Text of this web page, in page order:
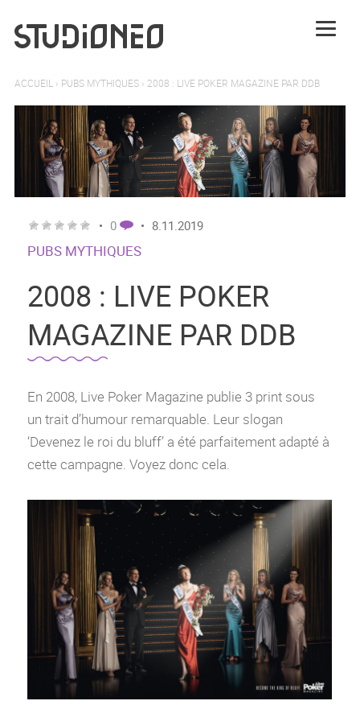
ACCUEIL › PUBS MYTHIQUES› 2008 : LIVE POKER MAGAZINE PAR DDB
• 0 • 8.11.2019
PUBS MYTHIQUES
2008 : LIVE POKER
MAGAZINE PAR DDB
En 2008, Live Poker Magazine publie 3 print sous
un trait d’humour remarquable. Leur slogan
‘Devenez le roi du bluff’ a été parfaitement adapté à
cette campagne. Voyez donc cela.